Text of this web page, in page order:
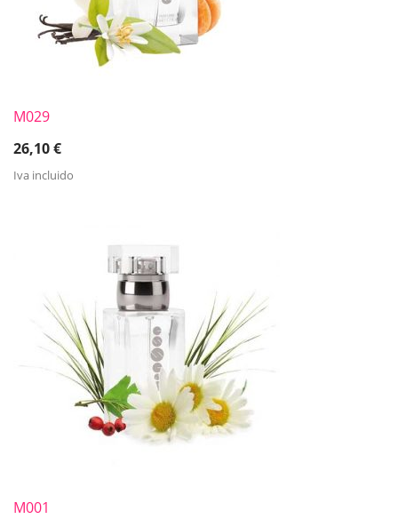
M029
26,10€
Iva incluido
M001